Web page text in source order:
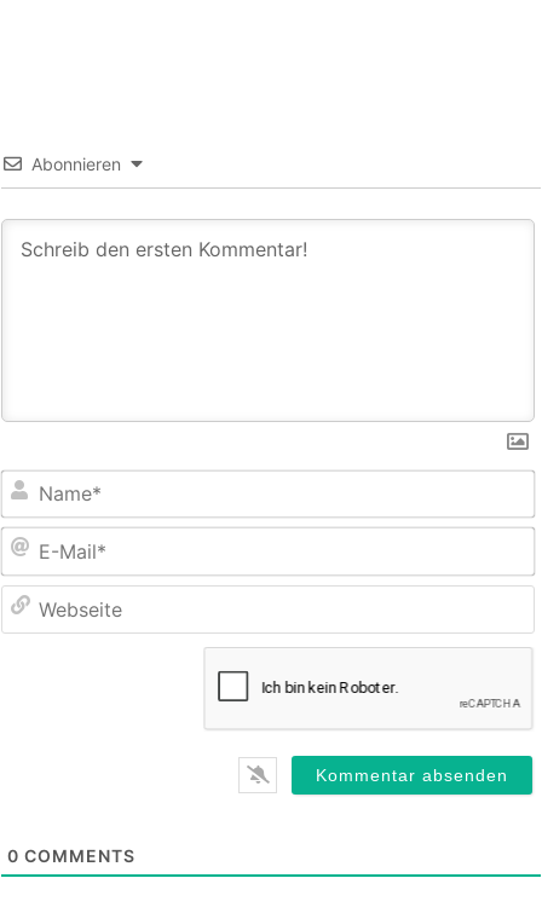
Abonnieren
0 COMMENTS